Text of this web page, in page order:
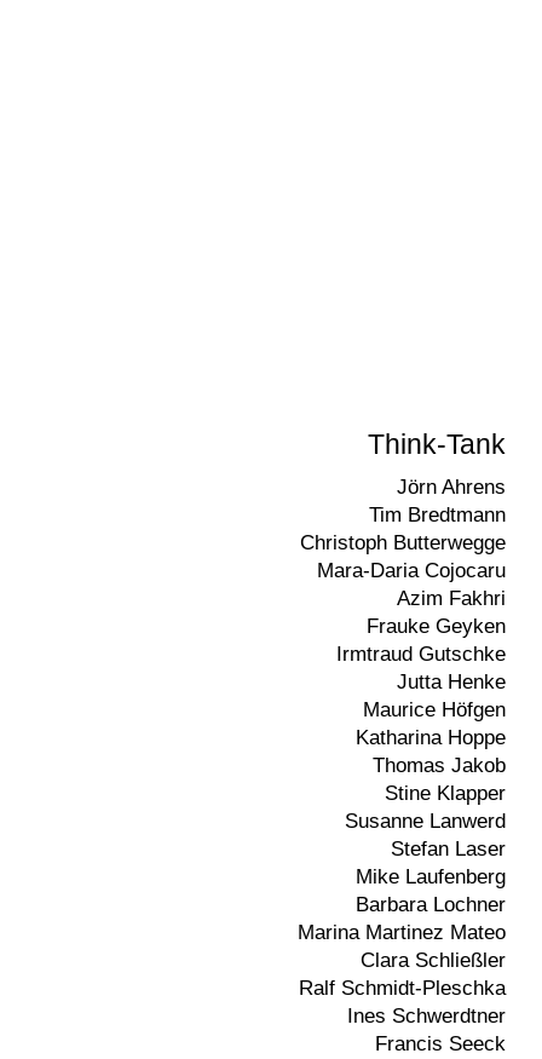
Think-Tank
Jörn Ahrens
Tim Bredtmann
Christoph Butterwegge
Mara-Daria Cojocaru
Azim Fakhri
Frauke Geyken
Irmtraud Gutschke
Jutta Henke
Maurice Höfgen
Katharina Hoppe
Thomas Jakob
Stine Klapper
Susanne Lanwerd
Stefan Laser
Mike Laufenberg
Barbara Lochner
Marina Martinez Mateo
Clara Schließler
Ralf Schmidt-Pleschka
Ines Schwerdtner
Francis Seeck